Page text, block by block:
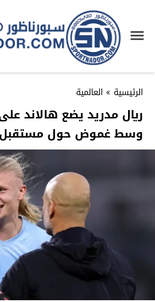
الرئيسية » العالمية
ريال مدريد يضع هالاند
وسط غموض حول